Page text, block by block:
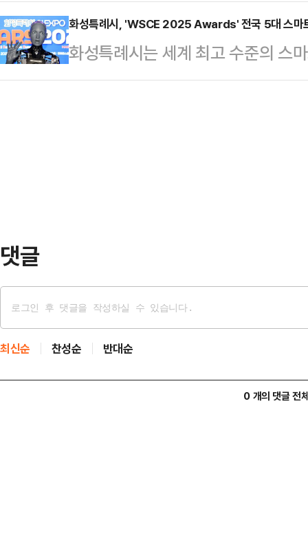
품, 대웅제…
의장 등 100여 명이 참석했다. 참석
을 잃은 이들을 추모하며 깊은 애도
로 시작됐다. 이어 추모사,…
철도공단 수도권본부에서 열린 (가
고회에서, 철도공단이 경제성을
솔빛나루역은 '철도의 건설 및 철도
화성특례시, 'WSCE 2025 Awards' 전국 5대 스마
화성특례시는 세계 최고 수준의 스
포(WSCE) 2025 Awards'에서 전
댓글
최신순 찬성순 반대순
0 개의 댓글 전